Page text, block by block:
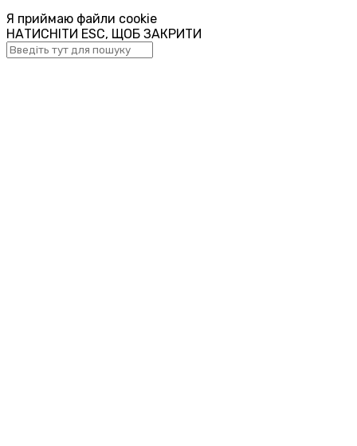
Я приймаю файли cookie
НАТИСНІТИ ESC, ЩОБ ЗАКРИТИ